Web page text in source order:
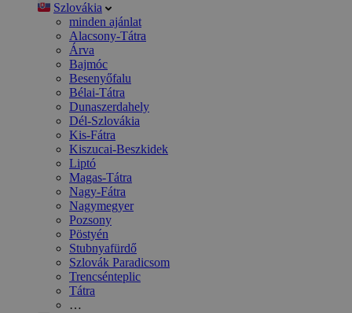
Szlovákia
minden ajánlat
Alacsony-Tátra
Árva
Bajmóc
Besenyőfalu
Bélai-Tátra
Dunaszerdahely
Dél-Szlovákia
Kis-Fátra
Kiszucai-Beszkidek
Liptó
Magas-Tátra
Nagy-Fátra
Nagymegyer
Pozsony
Pöstyén
Stubnyafürdő
Szlovák Paradicsom
Trencsénteplic
Tátra
…